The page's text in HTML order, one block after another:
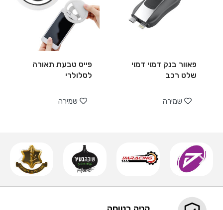
פאוור בנק דמוי דמוי
שלט רכב
שמירה
פייס טבעת תאורה
לסלולרי
שמירה